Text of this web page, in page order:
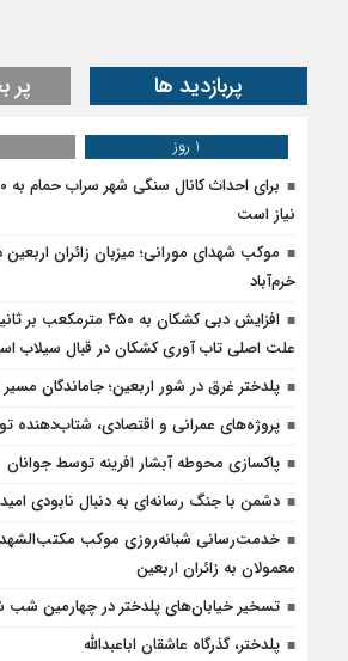
پربازدید ها پر
1 روز
نیاز است
موکب شهدای مورانی؛ میزبان زائران اربعین
خرم‌آباد
افزایش دبی کشکان به ۴۵۰
علت اصلی تاب آوری کشکان در قبال سیلاب
پلدختر غرق در شور اربعین؛ جاماندگان
پروژه‌های عمرانی و اقتصادی، شتاب‌دهنده
پاکسازی محوطه آبشار افرینه توسط جوانان
دشمن با جنگ رسانه‌ای به دنبال نابودی
خدمت‌رسانی شبانه‌روزی موکب
معمولان به زائران اربعین
تسخیر خیابان‌های پلدختر در چهارمین شب
پلدختر، گذرگاه عاشقان اباعبدالله